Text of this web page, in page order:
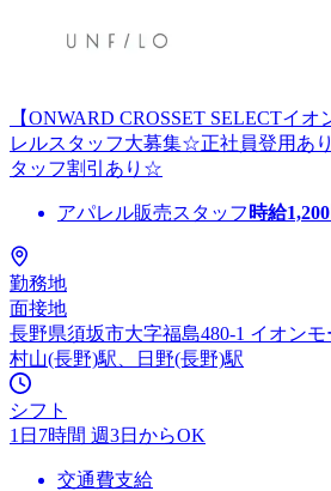
【ONWARD CROSSET SELECTイ
レルスタッフ大募集☆正社員登用あ
タッフ割引あり☆
アパレル販売スタッフ 時給1,200
勤務地
面接地
長野県須坂市大字福島480-1 イオン
村山(長野)駅、日野(長野)駅
シフト
1日7時間 週3日からOK
交通費支給